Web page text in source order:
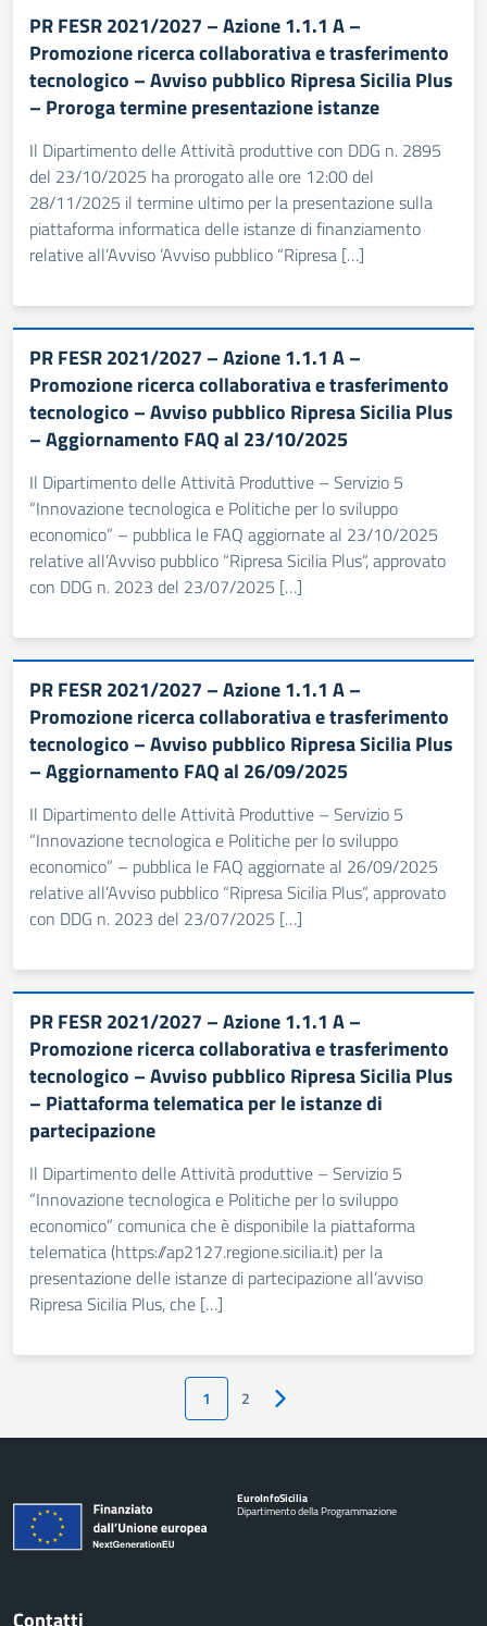
PR FESR 2021/2027 – Azione 1.1.1 A –
Promozione ricerca collaborativa e trasferimento
tecnologico – Avviso pubblico Ripresa Sicilia Plus
– Proroga termine presentazione istanze
Il Dipartimento delle Attività produttive con DDG n. 2895
del 23/10/2025 ha prorogato alle ore 12:00 del
28/11/2025 il termine ultimo per la presentazione sulla
piattaforma informatica delle istanze di finanziamento
relative all’Avviso ’Avviso pubblico “Ripresa […]
PR FESR 2021/2027 – Azione 1.1.1 A –
Promozione ricerca collaborativa e trasferimento
tecnologico – Avviso pubblico Ripresa Sicilia Plus
– Aggiornamento FAQ al 23/10/2025
Il Dipartimento delle Attività Produttive – Servizio 5
“Innovazione tecnologica e Politiche per lo sviluppo
economico” – pubblica le FAQ aggiornate al 23/10/2025
relative all’Avviso pubblico “Ripresa Sicilia Plus“, approvato
con DDG n. 2023 del 23/07/2025 […]
PR FESR 2021/2027 – Azione 1.1.1 A –
Promozione ricerca collaborativa e trasferimento
tecnologico – Avviso pubblico Ripresa Sicilia Plus
– Aggiornamento FAQ al 26/09/2025
Il Dipartimento delle Attività Produttive – Servizio 5
“Innovazione tecnologica e Politiche per lo sviluppo
economico” – pubblica le FAQ aggiornate al 26/09/2025
relative all’Avviso pubblico “Ripresa Sicilia Plus“, approvato
con DDG n. 2023 del 23/07/2025 […]
PR FESR 2021/2027 – Azione 1.1.1 A –
Promozione ricerca collaborativa e trasferimento
tecnologico – Avviso pubblico Ripresa Sicilia Plus
– Piattaforma telematica per le istanze di
partecipazione
Il Dipartimento delle Attività produttive – Servizio 5
“Innovazione tecnologica e Politiche per lo sviluppo
economico” comunica che è disponibile la piattaforma
telematica (https://ap2127.regione.sicilia.it) per la
presentazione delle istanze di partecipazione all’avviso
Ripresa Sicilia Plus, che […]
1 2 Pagina successiva
EuroInfoSicilia
Dipartimento della Programmazione
Contatti